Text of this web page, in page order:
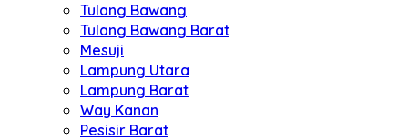
Tulang Bawang
Tulang Bawang Barat
Mesuji
Lampung Utara
Lampung Barat
Way Kanan
Pesisir Barat